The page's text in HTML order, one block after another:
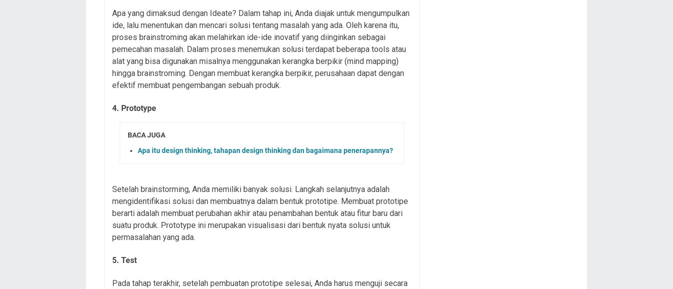
Apa yang dimaksud dengan Ideate? Dalam tahap ini, Anda diajak untuk mengumpulkan
ide, lalu menentukan dan mencari solusi tentang masalah yang ada. Oleh karena itu,
proses brainstroming akan melahirkan ide-ide inovatif yang diinginkan sebagai
pemecahan masalah. Dalam proses menemukan solusi terdapat beberapa tools atau
alat yang bisa digunakan misalnya menggunakan kerangka berpikir (mind mapping)
hingga brainstroming. Dengan membuat kerangka berpikir, perusahaan dapat dengan
efektif membuat pengembangan sebuah produk.
4. Prototype
BACA JUGA
Apa itu design thinking, tahapan design thinking dan bagaimana penerapannya?
Setelah brainstorming, Anda memiliki banyak solusi. Langkah selanjutnya adalah
mengidentifikasi solusi dan membuatnya dalam bentuk prototipe. Membuat prototipe
berarti adalah membuat perubahan akhir atau penambahan bentuk atau fitur baru dari
suatu produk. Prototype ini merupakan visualisasi dari bentuk nyata solusi untuk
permasalahan yang ada.
5. Test
Pada tahap terakhir, setelah pembuatan prototipe selesai, Anda harus menguji secara